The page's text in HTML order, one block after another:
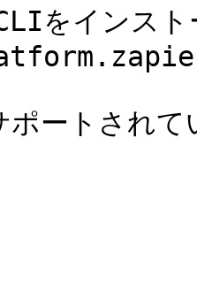
インスト
ポートされて